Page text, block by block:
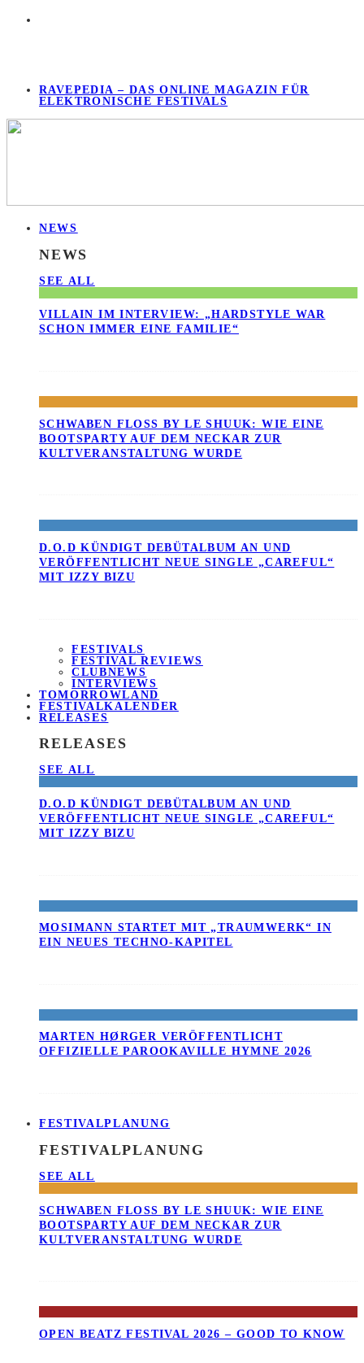
RAVEPEDIA – DAS ONLINE MAGAZIN FÜR
ELEKTRONISCHE FESTIVALS
NEWS
NEWS
SEE ALL
VILLAIN IM INTERVIEW: „HARDSTYLE WAR
SCHON IMMER EINE FAMILIE“
SCHWABEN FLOSS BY LE SHUUK: WIE EINE B
OOTSPARTY AUF DEM NECKAR ZUR K
ULTVERANSTALTUNG WURDE
D.O.D KÜNDIGT DEBÜTALBUM AN UND
VERÖFFENTLICHT NEUE SINGLE „CAREFUL“
MIT IZZY BIZU
FESTIVALS
FESTIVAL REVIEWS
CLUBNEWS
INTERVIEWS
TOMORROWLAND
FESTIVALKALENDER
RELEASES
RELEASES
SEE ALL
D.O.D KÜNDIGT DEBÜTALBUM AN UND
VERÖFFENTLICHT NEUE SINGLE „CAREFUL“
MIT IZZY BIZU
MOSIMANN STARTET MIT „TRAUMWERK“ IN
EIN NEUES TECHNO-KAPITEL
MARTEN HØRGER VERÖFFENTLICHT
OFFIZIELLE PAROOKAVILLE HYMNE 2026
FESTIVALPLANUNG
FESTIVALPLANUNG
SEE ALL
SCHWABEN FLOSS BY LE SHUUK: WIE EINE B
OOTSPARTY AUF DEM NECKAR ZUR K
ULTVERANSTALTUNG WURDE
OPEN BEATZ FESTIVAL 2026 – GOOD TO KNOW